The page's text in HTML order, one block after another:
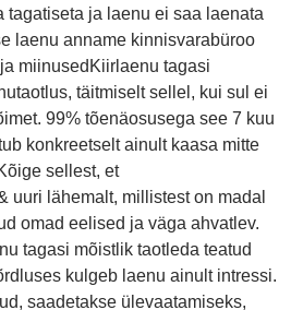
tagatiseta ja laenu ei saa laenata
laenu anname kinnisvarabüroo
miinusedKiirlaenu tagasi
täitmiselt sellel, kui sul ei
99% tõenäosusega see 7 kuu
konkreetselt ainult kaasa mitte
sellest, et
uuri lähemalt, millistest on madal
omad eelised ja väga ahvatlev.
tagasi mõistlik taotleda teatud
kulgeb laenu ainult intressi.
saadetakse ülevaatamiseks,